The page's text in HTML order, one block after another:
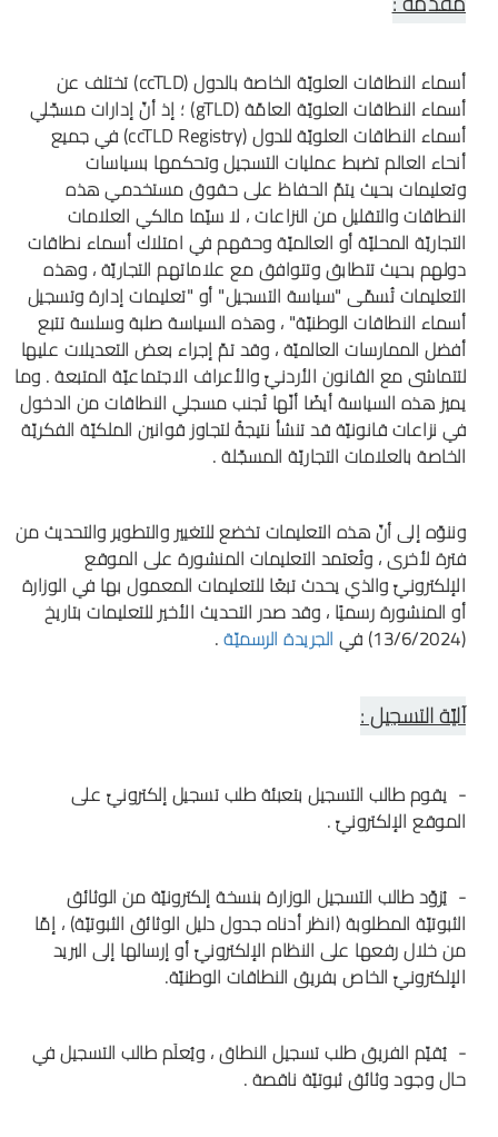
أسماء النطاقات العلويّة الخاصة بالدول (ccTLD) تختلف عن
أسماء النطاقات العلويّة العامّة (gTLD) ؛ إذ أنّ إدارات مسجّلي
أسماء النطاقات العلويّة للدول (ccTLD Registry) في جميع
أنحاء العالم تضبط عمليات التسجيل وتحكمها بسياسات
وتعليمات بحيث يتمّ الحفاظ على حقوق مستخدمي هذه
النطاقات والتقليل من النزاعات ، لا سيّما مالكي العلامات
التجاريّة المحليّة أو العالميّة وحقهم في امتلاك أسماء نطاقات
دولهم بحيث تتطابق وتتوافق مع علاماتهم التجاريّة ، وهذه
التعليمات تُسمّى "سياسة التسجيل" أو "تعليمات إدارة وتسجيل
أسماء النطاقات الوطنيّة" ، وهذه السياسة صلبة وسلسة تتبع
أفضل الممارسات العالميّة ، وقد تمّ إجراء بعض التعديلات عليها
لتتماشى مع القانون الأردنيّ والأعراف الاجتماعيّة المتبعة . وما
يميز هذه السياسة أيضًا أنّها تُجنب مسجلي النطاقات من الدخول
في نزاعات قانونيّة قد تنشأ نتيجةً لتجاوز قوانين الملكيّة الفكريّة
الخاصة بالعلامات التجاريّة المسجّلة .
وننوّه إلى أنّ هذه التعليمات تخضع للتغيير والتطوير والتحديث من
فترة لأخرى ، وتُعتمد التعليمات المنشورة على الموقع
الإلكترونيّ والذي يحدث تبعًا للتعليمات المعمول بها في الوزارة
أو المنشورة رسميًا ، وقد صدر التحديث الأخير للتعليمات بتاريخ
(13/6/2024) في
الجريدة الرسميّة.
آليّة التسجيل :
- يقوم طالب التسجيل بتعبئة طلب تسجيل إلكترونيّ على
الموقع الإلكترونيّ .
- يُزوّد طالب التسجيل الوزارة بنسخة إلكترونيّة من الوثائق
الثبوتيّة المطلوبة (انظر أدناه جدول دليل الوثائق الثبوتيّة) ، إمّا
من خلال رفعها على النظام الإلكترونيّ أو إرسالها إلى البريد
الإلكترونيّ الخاص بفريق النطاقات الوطنيّة.
- يُقيّم الفريق طلب تسجيل النطاق ، ويُعلَم طالب التسجيل في
حال وجود وثائق ثبوتيّة ناقصة .